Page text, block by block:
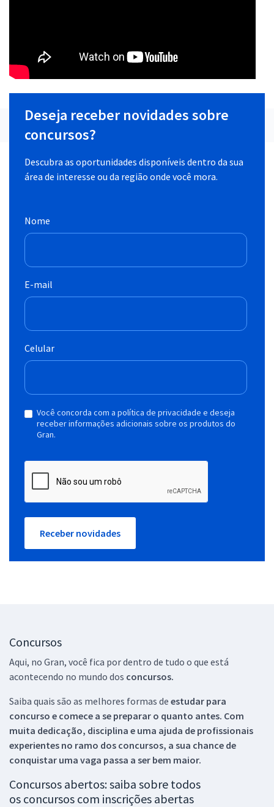
Deseja receber novidades sobre
concursos?
Descubra as oportunidades disponíveis dentro da sua
área de interesse ou da região onde você mora.
Nome
E-mail
Celular
Você concorda com a política de privacidade e deseja
receber informações adicionais sobre os produtos do
Gran.
Receber novidades
Concursos
Aqui, no Gran, você fica por dentro de tudo o que está
acontecendo no mundo dos concursos.
Saiba quais são as melhores formas de estudar para
concurso e comece a se preparar o quanto antes. Com
muita dedicação, disciplina e uma ajuda de profissionais
experientes no ramo dos concursos, a sua chance de
conquistar uma vaga passa a ser bem maior.
Concursos abertos: saiba sobre todos
os concursos com inscrições abertas